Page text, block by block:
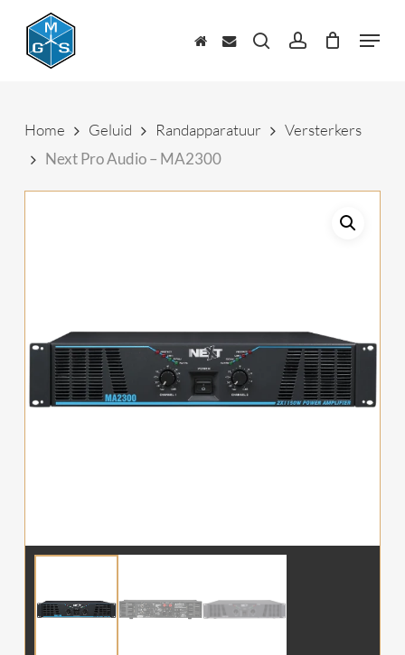
content
zoekenaccount Menu
Home Geluid Randapparatuur
Versterkers
Next Pro Audio – MA2300